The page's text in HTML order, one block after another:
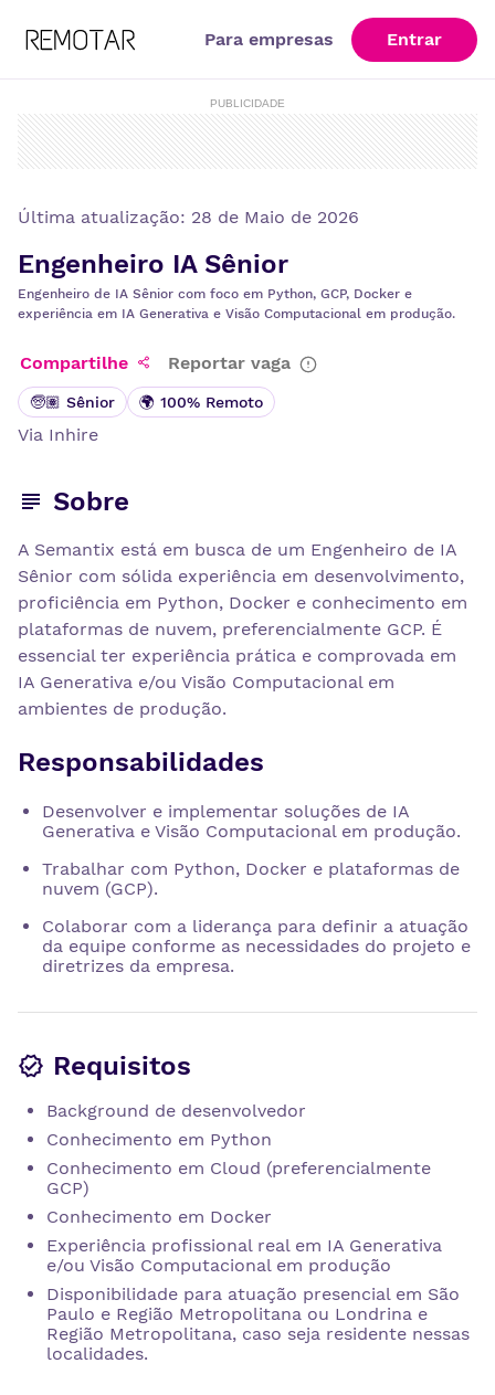
Para empresas Entrar
PUBLICIDADE
Última atualização: 28 de Maio de 2026
Engenheiro IA Sênior
Engenheiro de IA Sênior com foco em Python, GCP, Docker e
experiência em IA Generativa e Visão Computacional em produção.
Compartilhe Reportar vaga
🧓🏽 Sênior 🌍 100% Remoto
Via Inhire
Sobre
A Semantix está em busca de um Engenheiro de IA
Sênior com sólida experiência em desenvolvimento,
proficiência em Python, Docker e conhecimento em
plataformas de nuvem, preferencialmente GCP. É
essencial ter experiência prática e comprovada em
IA Generativa e/ou Visão Computacional em
ambientes de produção.
Responsabilidades
Desenvolver e implementar soluções de IA
Generativa e Visão Computacional em produção.
Trabalhar com Python, Docker e plataformas de
nuvem (GCP).
Colaborar com a liderança para definir a atuação
da equipe conforme as necessidades do projeto e
diretrizes da empresa.
Requisitos
Background de desenvolvedor
Conhecimento em Python
Conhecimento em Cloud (preferencialmente
GCP)
Conhecimento em Docker
Experiência profissional real em IA Generativa
e/ou Visão Computacional em produção
Disponibilidade para atuação presencial em São
Paulo e Região Metropolitana ou Londrina e
Região Metropolitana, caso seja residente nessas
localidades.